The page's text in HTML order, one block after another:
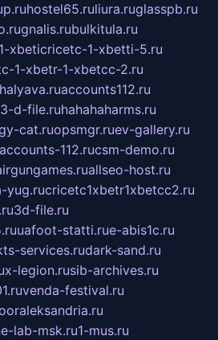
hostel65.ruliura.ruglasspb.ru
gnalis.rubulkitula.ru
1-xbeticricetc-1-xbetti-5.ru
1-xbetr-1-xbetcc-2.ru
accounts112.ru
3-d-file.ruhahahaharms.ru
cat.ruopsmgr.ruev-gallery.ru
accounts-112.rucsm-demo.ru
allseo-host.ru
yug.rucricetc1xbetr1xbetcc2.ru
3d-file.ru
uafoot-statti.rue-abis1c.ru
services.rudark-sand.ru
x-legion.rusib-archives.ru
venda-festival.ru
lab-msk.ru1-mus.ru